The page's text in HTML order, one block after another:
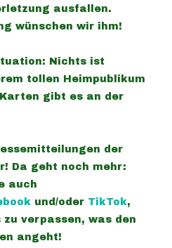
ausfallen.
wünschen wir ihm!
Nichts ist
tollen Heimpublikum
Karten gibt es an der
der
Da geht noch mehr:
auch
und/oder TikTok,
verpassen, was den
angeht!